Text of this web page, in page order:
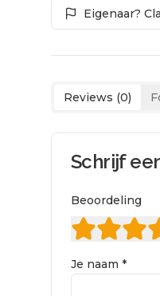
Eigenaar?
Reviews (0)
Schrijf
Beoordeling
Je naam *